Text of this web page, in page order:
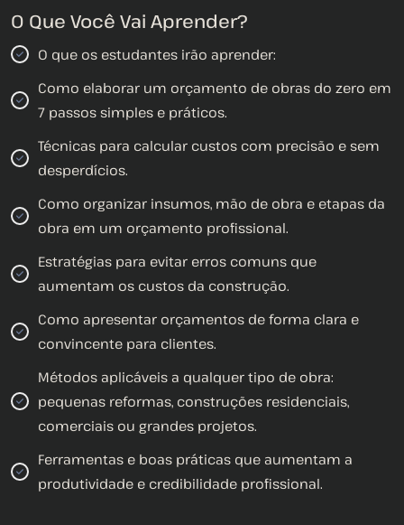
O Que Você Vai Aprender?
O que os estudantes irão aprender:
Como elaborar um orçamento de obras do zero em
7 passos simples e práticos.
Técnicas para calcular custos com precisão e sem
desperdícios.
Como organizar insumos, mão de obra e etapas da
obra em um orçamento profissional.
Estratégias para evitar erros comuns que
aumentam os custos da construção.
Como apresentar orçamentos de forma clara e
convincente para clientes.
Métodos aplicáveis a qualquer tipo de obra:
pequenas reformas, construções residenciais,
comerciais ou grandes projetos.
Ferramentas e boas práticas que aumentam a
produtividade e credibilidade profissional.